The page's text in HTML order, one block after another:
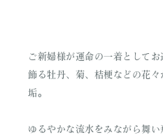
ご新婦様が運命の一着として
飾る牡丹、菊、桔梗などの花
垢。
ゆるやかな流水をみながら舞